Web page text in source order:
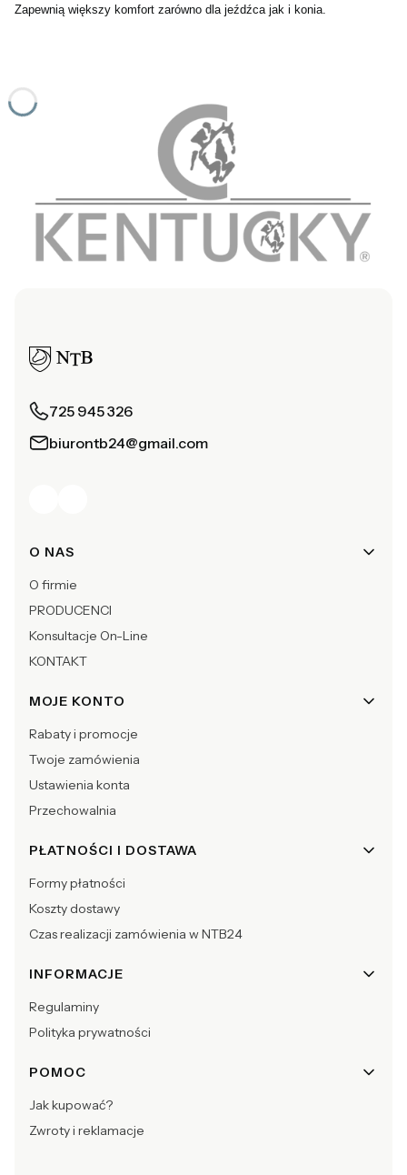
Zapewnią większy komfort zarówno dla jeźdźca jak i konia.
725 945 326
biurontb24@gmail.com
Linki w stopce
O NAS
O firmie
PRODUCENCI
Konsultacje On-Line
KONTAKT
MOJE KONTO
Rabaty i promocje
Twoje zamówienia
Ustawienia konta
Przechowalnia
PŁATNOŚCI I DOSTAWA
Formy płatności
Koszty dostawy
Czas realizacji zamówienia w NTB24
INFORMACJE
Regulaminy
Polityka prywatności
POMOC
Jak kupować?
Zwroty i reklamacje